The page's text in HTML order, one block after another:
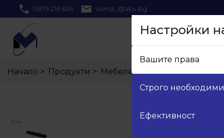
0879 216 626 voma_@abv.bg
Настройки
Вашите права
Строго необходими
Ефективност
>
Начало >
Продукти >
Мебелен обков